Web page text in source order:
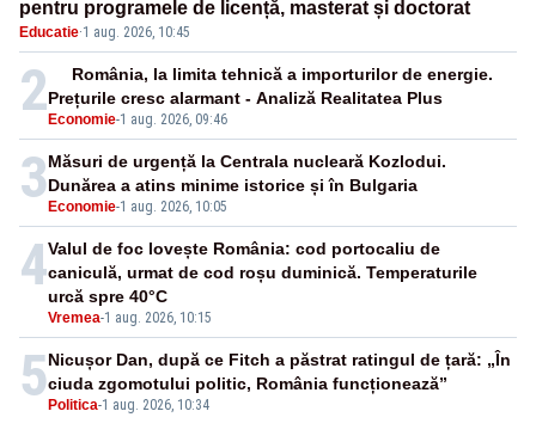
pentru programele de licență, masterat și doctorat
Educatie·1 aug. 2026, 10:45
2 Economie-1 aug. 2026, 09:46
România, la limita tehnică a importurilor de energie.
Prețurile cresc alarmant - Analiză Realitatea Plus
3 Economie-1 aug. 2026, 10:05
Măsuri de urgență la Centrala nucleară Kozlodui.
Dunărea a atins minime istorice și în Bulgaria
4
Vremea-1 aug. 2026, 10:15
Valul de foc lovește România: cod portocaliu de
caniculă, urmat de cod roșu duminică. Temperaturile
urcă spre 40°C
5 Politica-1 aug. 2026, 10:34
Nicușor Dan, după ce Fitch a păstrat ratingul de țară: „În
ciuda zgomotului politic, România funcționează”